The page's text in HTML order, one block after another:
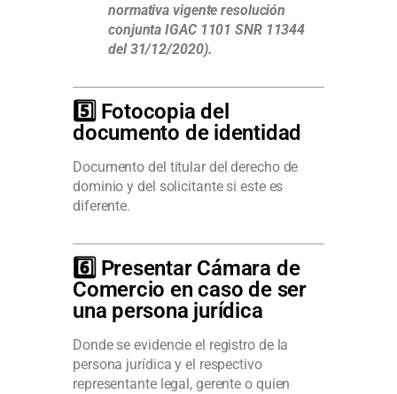
normativa vigente resolución
conjunta IGAC 1101 SNR 11344
del 31/12/2020).
5️⃣ Fotocopia del
documento de identidad
Documento del titular del derecho de
dominio y del solicitante si este es
diferente.
6️⃣ Presentar Cámara de
Comercio en caso de ser
una persona jurídica
Donde se evidencie el registro de la
persona jurídica y el respectivo
representante legal, gerente o quien